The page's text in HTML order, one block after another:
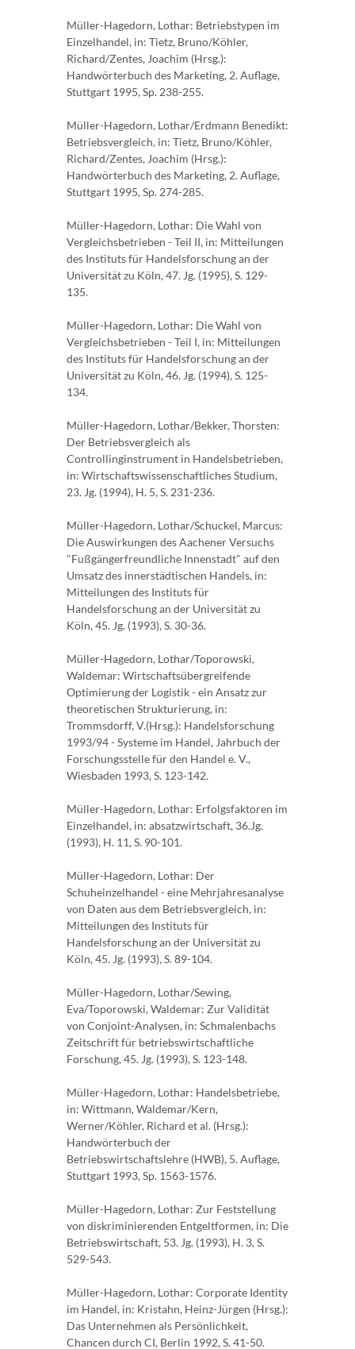
Müller-Hagedorn, Lothar: Betriebstypen im
Einzelhandel, in: Tietz, Bruno/Köhler,
Richard/Zentes, Joachim (Hrsg.):
Handwörterbuch des Marketing, 2. Auflage,
Stuttgart 1995, Sp. 238-255.
Müller-Hagedorn, Lothar/Erdmann Benedikt:
Betriebsvergleich, in: Tietz, Bruno/Köhler,
Richard/Zentes, Joachim (Hrsg.):
Handwörterbuch des Marketing, 2. Auflage,
Stuttgart 1995, Sp. 274-285.
Müller-Hagedorn, Lothar: Die Wahl von
Vergleichsbetrieben - Teil II, in: Mitteilungen
des Instituts für Handelsforschung an der
Universität zu Köln, 47. Jg. (1995), S. 129-
135.
Müller-Hagedorn, Lothar: Die Wahl von
Vergleichsbetrieben - Teil I, in: Mitteilungen
des Instituts für Handelsforschung an der
Universität zu Köln, 46. Jg. (1994), S. 125-
134.
Müller-Hagedorn, Lothar/Bekker, Thorsten:
Der Betriebsvergleich als
Controllinginstrument in Handelsbetrieben,
in: Wirtschaftswissenschaftliches Studium,
23. Jg. (1994), H. 5, S. 231-236.
Müller-Hagedorn, Lothar/Schuckel, Marcus:
Die Auswirkungen des Aachener Versuchs
"Fußgängerfreundliche Innenstadt" auf den
Umsatz des innerstädtischen Handels, in:
Mitteilungen des Instituts für
Handelsforschung an der Universität zu
Köln, 45. Jg. (1993), S. 30-36.
Müller-Hagedorn, Lothar/Toporowski,
Waldemar: Wirtschaftsübergreifende
Optimierung der Logistik - ein Ansatz zur
theoretischen Strukturierung, in:
Trommsdorff, V.(Hrsg.): Handelsforschung
1993/94 - Systeme im Handel, Jahrbuch der
Forschungsstelle für den Handel e. V.,
Wiesbaden 1993, S. 123-142.
Müller-Hagedorn, Lothar: Erfolgsfaktoren im
Einzelhandel, in: absatzwirtschaft, 36.Jg.
(1993), H. 11, S. 90-101.
Müller-Hagedorn, Lothar: Der
Schuheinzelhandel - eine Mehrjahresanalyse
von Daten aus dem Betriebsvergleich, in:
Mitteilungen des Instituts für
Handelsforschung an der Universität zu
Köln, 45. Jg. (1993), S. 89-104.
Müller-Hagedorn, Lothar/Sewing,
Eva/Toporowski, Waldemar: Zur Validität
von Conjoint-Analysen, in: Schmalenbachs
Zeitschrift für betriebswirtschaftliche
Forschung, 45. Jg. (1993), S. 123-148.
Müller-Hagedorn, Lothar: Handelsbetriebe,
in: Wittmann, Waldemar/Kern,
Werner/Köhler, Richard et al. (Hrsg.):
Handwörterbuch der
Betriebswirtschaftslehre (HWB), 5. Auflage,
Stuttgart 1993, Sp. 1563-1576.
Müller-Hagedorn, Lothar: Zur Feststellung
von diskriminierenden Entgeltformen, in: Die
Betriebswirtschaft, 53. Jg. (1993), H. 3, S.
529-543.
Müller-Hagedorn, Lothar: Corporate Identity
im Handel, in: Kristahn, Heinz-Jürgen (Hrsg.):
Das Unternehmen als Persönlichkeit,
Chancen durch CI, Berlin 1992, S. 41-50.